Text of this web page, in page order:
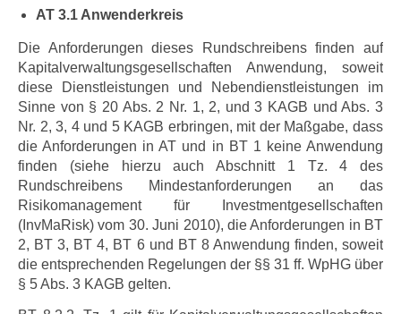
AT 3.1 Anwenderkreis
Die Anforderungen dieses Rundschreibens finden auf
Kapitalverwaltungsgesellschaften Anwendung, soweit
diese Dienstleistungen und Nebendienstleistungen im
Sinne von § 20 Abs. 2 Nr. 1, 2, und 3 KAGB und Abs. 3
Nr. 2, 3, 4 und 5 KAGB erbringen, mit der Maßgabe, dass
die Anforderungen in AT und in BT 1 keine Anwendung
finden (siehe hierzu auch Abschnitt 1 Tz. 4 des
Rundschreibens Mindestanforderungen an das
Risikomanagement für Investmentgesellschaften
(InvMaRisk) vom 30. Juni 2010), die Anforderungen in BT
2, BT 3, BT 4, BT 6 und BT 8Anwendung finden, soweit
die entsprechenden Regelungen der §§ 31 ff. WpHG über
§ 5 Abs. 3 KAGB gelten.